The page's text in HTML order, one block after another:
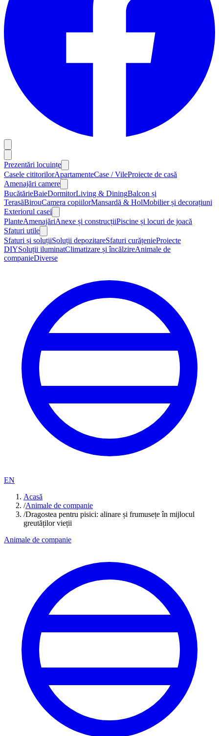
Prezentări locuințe
Casele cititorilorApartamenteCase / VileProiecte de casă
Amenajări camere
BucătărieBaieDormitorLiving & DiningBalcon și
TerasăBirouCamera copiilorMansardă & HolMobilier și decorațiuni
Exteriorul casei
PlanteAmenajăriAnexe și construcțiiPiscine și locuri de joacă
Sfaturi utile
Sfaturi și soluțiiSoluții depozitareSfaturi curățenieProiecte
DIYSoluții iluminatClimatizare și încălzireAnimale de
companieDiverse
EN
Acasă
/Animale de companie
/Dragostea pentru pisici: alinare și frumusețe în mijlocul
greutăților vieții
Animale de companie